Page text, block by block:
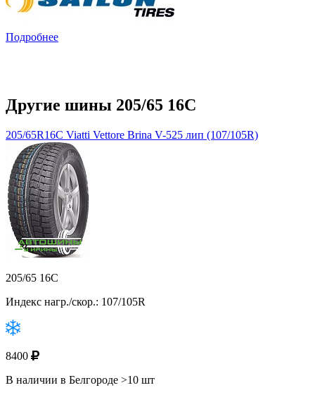
Подробнее
Другие шины 205/65 16C
205/65R16C Viatti Vettore Brina V-525 лип (107/105R)
205/65 16C
Индекс нагр./скор.: 107/105R
8400
В наличии в Белгороде >10 шт